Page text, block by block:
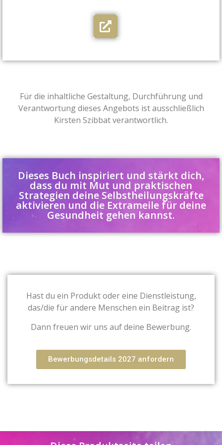
Für die inhaltliche Gestaltung, Durchführung und
Verantwortung dieses Angebots ist ausschließlich
Kirsten Szibbat verantwortlich.
Dieses Buch inspiriert und stärkt dich,
dass du mit Mut und praktischen
Strategien deine Selbstheilungskräfte
aktivieren und die Extrameile für deine
Gesundheit gehen kannst.
Hast du ein Produkt oder eine Dienstleistung,
das/die für andere Menschen ein Beitrag ist?
Dann freuen wir uns auf deine Bewerbung.
Bewerbungsdetails 2027 anfordern